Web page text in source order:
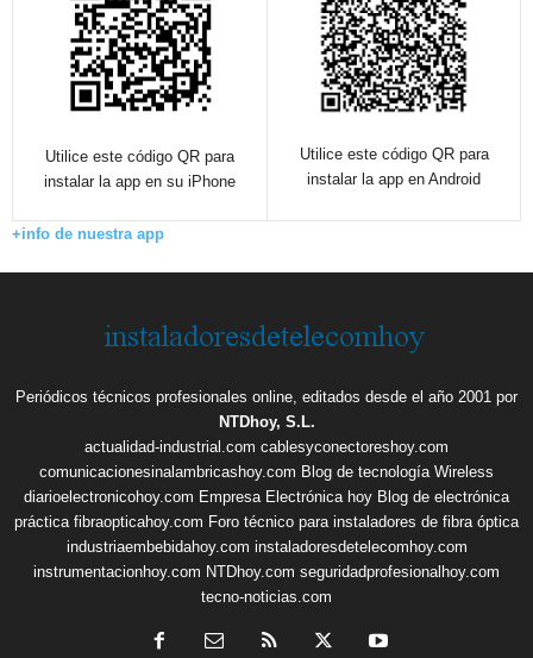
Utilice este código QR para
instalar la app en su iPhone
Utilice este código QR para
instalar la app en Android
+info de nuestra app
Periódicos técnicos profesionales online, editados desde el año 2001 por
NTDhoy, S.L.
actualidad-industrial.com cablesyconectoreshoy.com
comunicacionesinalambricashoy.com Blog de tecnología Wireless
diarioelectronicohoy.com Empresa Electrónica hoy Blog de electrónica
práctica fibraopticahoy.com Foro técnico para instaladores de fibra óptica
industriaembebidahoy.com instaladoresdetelecomhoy.com
instrumentacionhoy.com NTDhoy.com seguridadprofesionalhoy.com
tecno-noticias.com